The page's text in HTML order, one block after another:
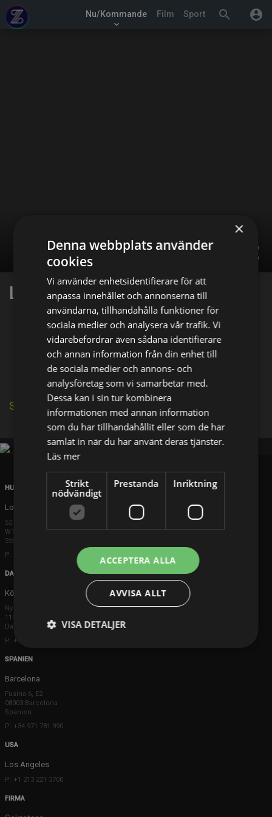
search account_circle
Nu/Kommande
keyboard_arrow_down
Film Sport
share
LUCY SELWOOD
Facebook X
Se källa på IMDb
HUVUDKONTOR
London
52 Brook Street
W1K 5DS London
Storbritannien
P: +44 203 608 8181
DANMARK
Köpenhamn
Ny Østergade 20
1101 København K
Danmark
P: +45 3698 8480
SPANIEN
Barcelona
Fusina 6, E2
08003 Barcelona
Spanien
P: +34 971 781 990
USA
Los Angeles
P: +1 213 221 3700
FIRMA
×
Denna webbplats använder
cookies
Vi använder enhetsidentifierare för att
anpassa innehållet och annonserna till
användarna, tillhandahålla funktioner för
sociala medier och analysera vår trafik. Vi
vidarebefordrar även sådana identifierare
och annan information från din enhet till
de sociala medier och annons- och
analysföretag som vi samarbetar med.
Dessa kan i sin tur kombinera
informationen med annan information
som du har tillhandahållit eller som de har
samlat in när du har använt deras tjänster.
Läs mer
Strikt
nödvändigt
Prestanda Inriktning
ACCEPTERA ALLA
AVVISA ALLT
VISA DETALJER